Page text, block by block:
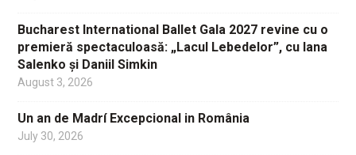
Bucharest International Ballet Gala 2027 revine cu o
premieră spectaculoasă: „Lacul Lebedelor”, cu Iana
Salenko și Daniil Simkin
August 3, 2026
Un an de Madrí Excepcional in România
July 30, 2026